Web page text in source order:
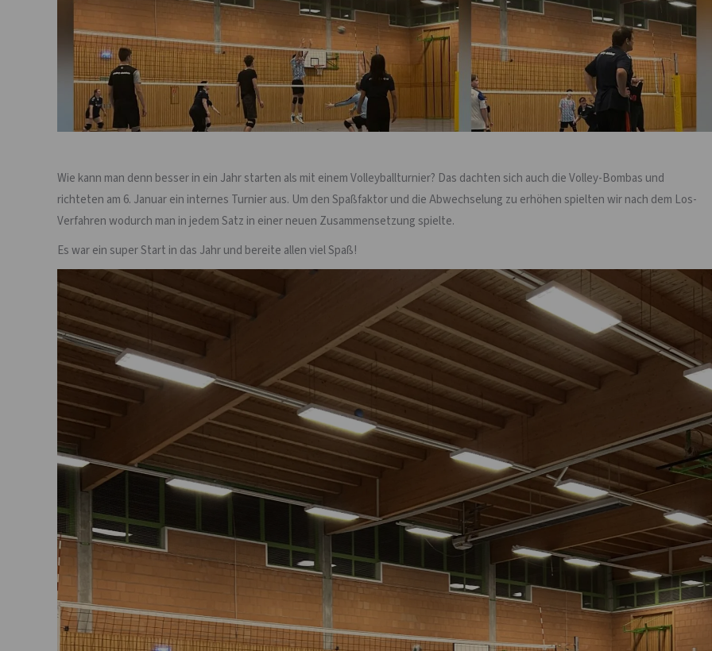
Wie kann man denn besser in ein Jahr starten als mit einem Volleyballturnier? Das dachten sich auch die Volley-Bombas und
richteten am 6. Januar ein internes Turnier aus. Um den Spaßfaktor und die Abwechselung zu erhöhen spielten wir nach dem Los-
Verfahren wodurch man in jedem Satz in einer neuen Zusammensetzung spielte.
Es war ein super Start in das Jahr und bereite allen viel Spaß!